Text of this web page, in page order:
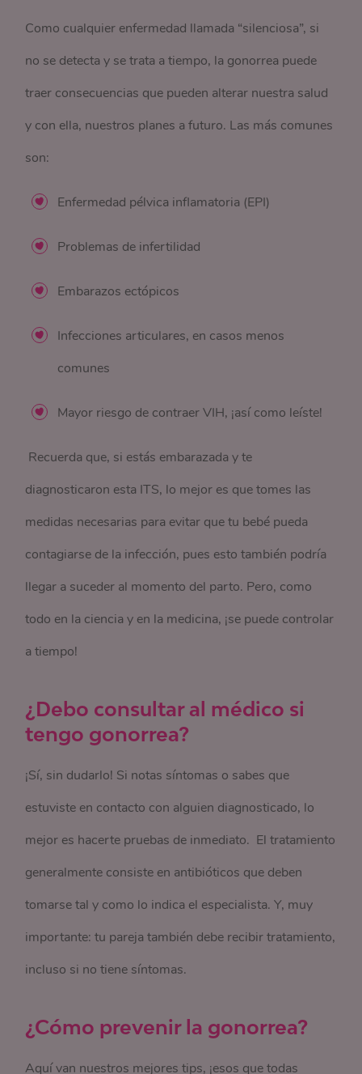
Como cualquier enfermedad llamada “silenciosa”, si
no se detecta y se trata a tiempo, la gonorrea puede
traer consecuencias que pueden alterar nuestra salud
y con ella, nuestros planes a futuro. Las más comunes
son:
Enfermedad pélvica inflamatoria (EPI)
Problemas de infertilidad
Embarazos ectópicos
Infecciones articulares, en casos menos
comunes
Mayor riesgo de contraer VIH, ¡así como leíste!
Recuerda que, si estás embarazada y te
diagnosticaron esta ITS, lo mejor es que tomes las
medidas necesarias para evitar que tu bebé pueda
contagiarse de la infección, pues esto también podría
llegar a suceder al momento del parto. Pero, como
todo en la ciencia y en la medicina, ¡se puede controlar
a tiempo!
¿Debo consultar al médico si
tengo gonorrea?
¡Sí, sin dudarlo! Si notas síntomas o sabes que
estuviste en contacto con alguien diagnosticado, lo
mejor es hacerte pruebas de inmediato. El tratamiento
generalmente consiste en antibióticos que deben
tomarse tal y como lo indica el especialista. Y, muy
importante: tu pareja también debe recibir tratamiento,
incluso si no tiene síntomas.
¿Cómo prevenir la gonorrea?
Aquí van nuestros mejores tips, ¡esos que todas